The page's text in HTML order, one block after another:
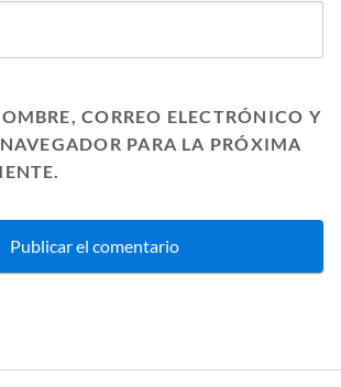
CORREO ELECTRÓNICO Y
PARA LA PRÓXIMA